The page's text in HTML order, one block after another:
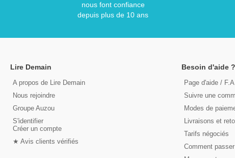
nous font confiance
depuis plus de 10 ans
Lire Demain
A propos de Lire Demain
Nous rejoindre
Groupe Auzou
S'identifier
Créer un compte
★ Avis clients vérifiés
Besoin d'aide ?
Page d'aide /
Suivre une
Modes de
Livraisons et
Tarifs négociés
Comment